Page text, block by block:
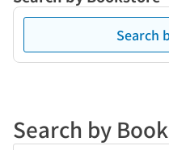
Search
Search by